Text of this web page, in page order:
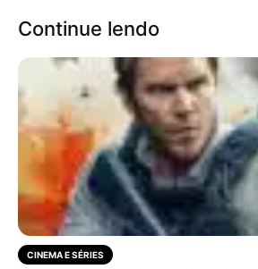
Continue lendo
CINEMA E SÉRIES